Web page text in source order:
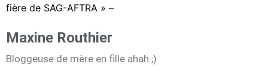
fière de SAG-AFTRA » –
Maxine Routhier
Bloggeuse de mère en fille ahah ;)